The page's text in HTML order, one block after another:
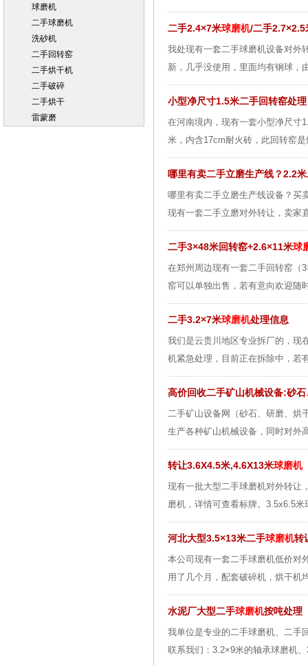
球磨机
二手球磨机
洗砂机
二手回转窑
二手烘干机
二手破碎
二手烘干
雷蒙磨
二手2.4×7米球磨机/二手2.7×2.5
我处现有一套二手球磨机设备对外
新，几乎没使用，里面均有钢球，
小型净尺寸1.5米二手回转窑处理
在河南境内，现有一套小型净尺寸
米，内含17cm耐火砖，此回转窑
哪里有卖二手立磨生产线？2.2
哪里有卖二手立磨生产线设备？买
现有一套二手立磨对外转让，卖家
二手3×48米回转窑+2.6×11米球
在郑州周边现有一套二手回转窑（
窑可以单独出售，若有意向欢迎随
二手3.2×7米球磨机处理信息
我们是云贵川地区专业拆厂的，现
机紧急处理，目前正在拆除中，若
高价回收二手矿山机械设备:砂
二手矿山设备网（砂石、研磨、烘
生产各种矿山机械设备，同时对外
转让3.6X4.5米,4.6X13米球磨机
现有一批大型二手球磨机对外转让
磨机，详情可查看标牌。3.5x6.5米
河北大型3.5×13米二手球磨机转
本公司现有一套二手球磨机低价对
用了几个月，配套破碎机，烘干机
水泥厂大型二手球磨机按吨处理
我单位是专业的二手球磨机、二手
联系我们：3.2×9米的轴承球磨机